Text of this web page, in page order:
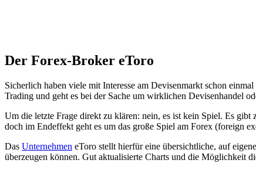
Der Forex-Broker eToro
Sicherlich haben viele mit Interesse am Devisenmarkt schon
Trading und geht es bei der Sache um wirklichen Devisenhandel
Um die letzte Frage direkt zu klären: nein, es ist kein Spiel. Es
doch im Endeffekt geht es um das große Spiel am Forex (foreign
Das Unternehmen eToro stellt hierfür eine übersichtliche, auf
überzeugen können. Gut aktualisierte Charts und die Möglichkeit